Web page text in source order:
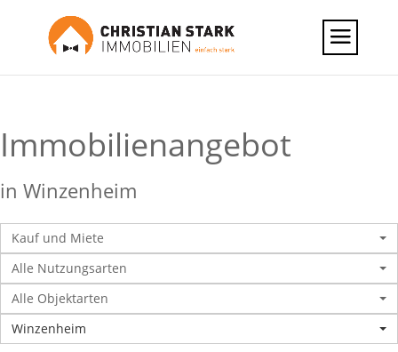
Immobilien­angebot
in Winzenheim
Kauf und Miete
Alle Nutzungsarten
Alle Objektarten
Winzenheim